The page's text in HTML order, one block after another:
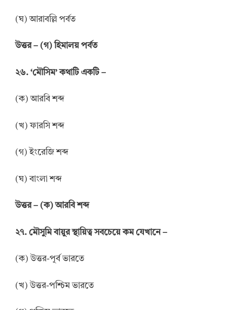
(ঘ) আরাবল্লি পর্বত
উত্তর– (গ) হিমালয় পর্বত
২৬. ‘মৌসিম’ কথাটি একটি –
(ক) আরবি শব্দ
(খ) ফারসি শব্দ
(গ) ইংরেজি শব্দ
(ঘ) বাংলা শব্দ
উত্তর– (ক) আরবি শব্দ
২৭. মৌসুমি বায়ুর স্থায়িত্ব সবচেয়ে কম যেখানে –
(ক) উত্তর-পূর্ব ভারতে
(খ) উত্তর-পশ্চিম ভারতে